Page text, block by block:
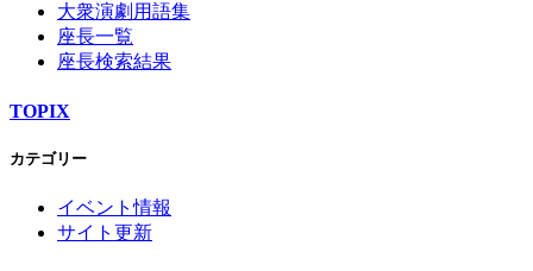
大衆演劇用語集
座長一覧
座長検索結果
TOPIX
カテゴリー
イベント情報
サイト更新